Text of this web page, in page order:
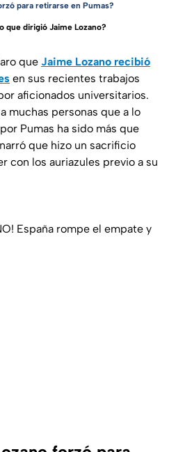
para retirarse en Pumas?
que dirigió Jaime Lozano?
que Jaime Lozano recibió
en sus recientes trabajos
aficionados universitarios.
muchas personas que a lo
Pumas ha sido más que
que hizo un sacrificio
con los auriazules previo a su
España rompe el empate y